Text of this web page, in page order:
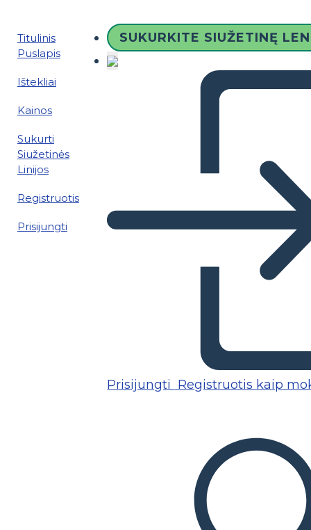
Titulinis
Puslapis
Ištekliai
Kainos
Sukurti
Siužetinės
Linijos
Registruotis
Prisijungti
SUKURKITE SIUŽETINĘ
Prisijungti Registruotis kaip